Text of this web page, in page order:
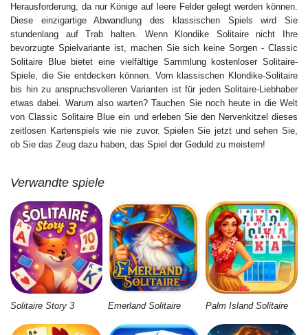
Herausforderung, da nur Könige auf leere Felder gelegt werden können.
Diese einzigartige Abwandlung des klassischen Spiels wird Sie
stundenlang auf Trab halten. Wenn Klondike Solitaire nicht Ihre
bevorzugte Spielvariante ist, machen Sie sich keine Sorgen - Classic
Solitaire Blue bietet eine vielfältige Sammlung kostenloser Solitaire-
Spiele, die Sie entdecken können. Vom klassischen Klondike-Solitaire
bis hin zu anspruchsvolleren Varianten ist für jeden Solitaire-Liebhaber
etwas dabei. Warum also warten? Tauchen Sie noch heute in die Welt
von Classic Solitaire Blue ein und erleben Sie den Nervenkitzel dieses
zeitlosen Kartenspiels wie nie zuvor. Spielen Sie jetzt und sehen Sie,
ob Sie das Zeug dazu haben, das Spiel der Geduld zu meistern!
Verwandte spiele
Solitaire Story 3 Emerland Solitaire Palm Island Solitaire